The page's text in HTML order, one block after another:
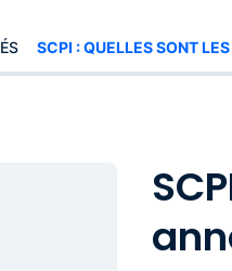
SCPI : QUELLES SONT